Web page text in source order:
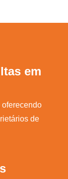
em
de